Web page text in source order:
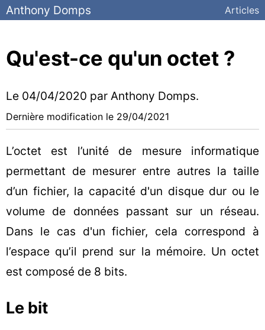
Anthony Domps Articles
Qu'est-ce qu'un octet ?
Le 04/04/2020 par Anthony Domps.
Dernière modification le 29/04/2021
L’octet est l’unité de mesure informatique
permettant de mesurer entre autres la taille
d’un fichier, la capacité d'un disque dur ou le
volume de données passant sur un réseau.
Dans le cas d'un fichier, cela correspond à
l’espace qu’il prend sur la mémoire. Un octet
est composé de 8 bits.
Le bit